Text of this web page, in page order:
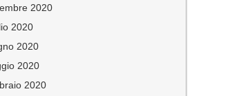
2020
2020
2020
2020
2020